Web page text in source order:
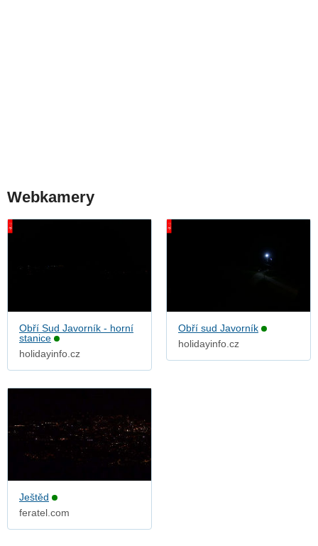
Webkamery
Obří Sud Javorník - horní
stanice
holidayinfo.cz
Obří sud Javorník
holidayinfo.cz
Ještěd
feratel.com